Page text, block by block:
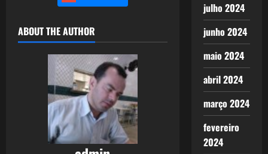
ABOUT THE AUTHOR
julho 2024
junho 2024
maio 2024
abril 2024
março 2024
fevereiro
2024